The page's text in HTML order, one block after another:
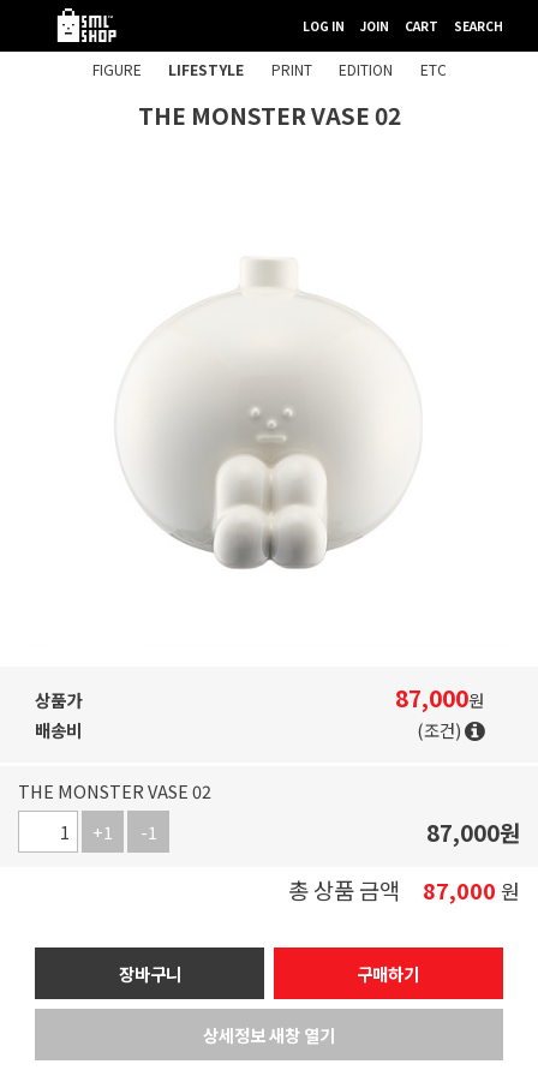
LOG IN JOIN CART SEARCH
FIGURE LIFESTYLE PRINT EDITION ETC
THE MONSTER VASE 02
상품가 87,000원
배송비
(조건)
THE MONSTER VASE 02
+1
-1 87,000원
총 상품 금액
87,000 원
장바구니 구매하기
상세정보 새창 열기